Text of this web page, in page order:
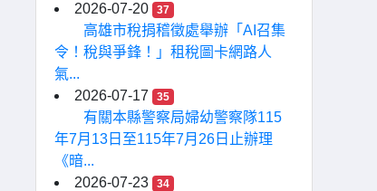
2026-07-20
37
高雄市稅捐稽徵處舉辦「AI召集
令！稅與爭鋒！」租稅圖卡網路人
氣...
2026-07-17
35
有關本縣警察局婦幼警察隊115
年7月13日至115年7月26日止辦理
《暗...
2026-07-23
34